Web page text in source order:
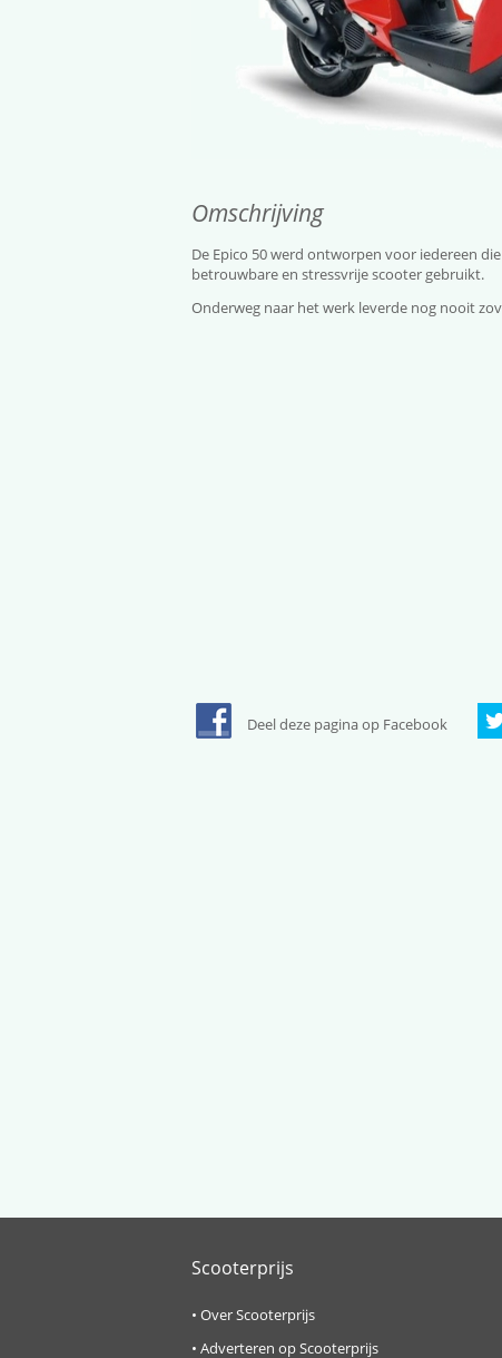
Scooterprijs
• Over Scooterprijs
• Adverteren op Scooterprijs
De Epico 50 werd ontworpen voor iedereen
betrouwbare en stressvrije scooter gebruikt.
Onderweg naar het werk leverde nog nooit
Deel deze pagina op Facebook
Omschrijving